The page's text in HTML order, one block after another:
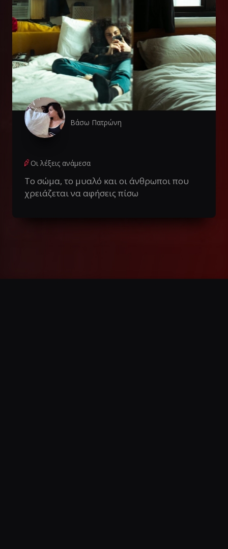
Βάσω Πατρώνη
Οι λέξεις ανάμεσα
Το σώμα, το μυαλό και οι άνθρωποι που
χρειάζεται να αφήσεις πίσω